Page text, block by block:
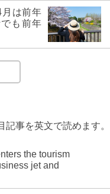
月は前年
も前年
記事を英文で読めます。
the tourism
jet and